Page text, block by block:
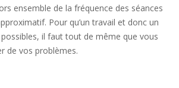
ensemble de la fréquence des séances
Pour qu’un travail et donc un
il faut tout de même que vous
de vos problèmes.